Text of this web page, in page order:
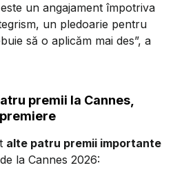
un angajament împotriva
un pledoarie pentru
să o aplicăm mai des”, a
premii la Cannes,
alte patru premii importante
la Cannes 2026: